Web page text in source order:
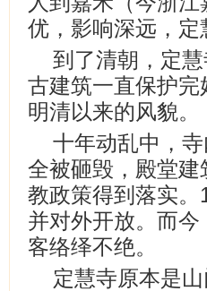
优，影响深远，定
到了清朝，定
古建筑一直保护完
明清以来的风貌。
十年动乱中，
全被砸毁，殿堂
教政策得到落实
并对外开放。而
客络绎不绝。
定慧寺原本是